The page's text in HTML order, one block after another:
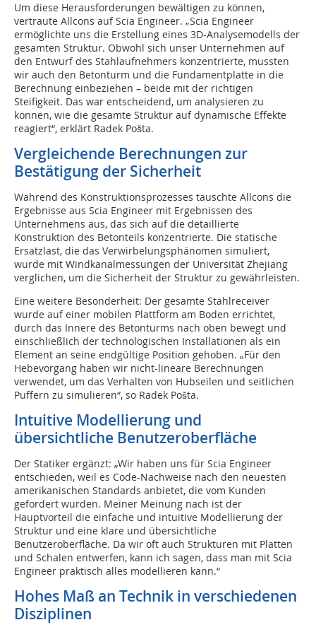
Um diese Herausforderungen bewältigen zu können,
vertraute Allcons auf Scia Engineer. „Scia Engineer
ermöglichte uns die Erstellung eines 3D-Analysemodells der
gesamten Struktur. Obwohl sich unser Unternehmen auf
den Entwurf des Stahlaufnehmers konzentrierte, mussten
wir auch den Betonturm und die Fundamentplatte in die
Berechnung einbeziehen – beide mit der richtigen
Steifigkeit. Das war entscheidend, um analysieren zu
können, wie die gesamte Struktur auf dynamische Effekte
reagiert“, erklärt Radek Pošta.
Vergleichende Berechnungen zur
Bestätigung der Sicherheit
Während des Konstruktionsprozesses tauschte Allcons die
Ergebnisse aus Scia Engineer mit Ergebnissen des
Unternehmens aus, das sich auf die detaillierte
Konstruktion des Betonteils konzentrierte. Die statische
Ersatzlast, die das Verwirbelungsphänomen simuliert,
wurde mit Windkanalmessungen der Universität Zhejiang
verglichen, um die Sicherheit der Struktur zu gewährleisten.
Eine weitere Besonderheit: Der gesamte Stahlreceiver
wurde auf einer mobilen Plattform am Boden errichtet,
durch das Innere des Betonturms nach oben bewegt und
einschließlich der technologischen Installationen als ein
Element an seine endgültige Position gehoben. „Für den
Hebevorgang haben wir nicht-lineare Berechnungen
verwendet, um das Verhalten von Hubseilen und seitlichen
Puffern zu simulieren“, so Radek Pošta.
Intuitive Modellierung und
übersichtliche Benutzeroberfläche
Der Statiker ergänzt: „Wir haben uns für Scia Engineer
entschieden, weil es Code-Nachweise nach den neuesten
amerikanischen Standards anbietet, die vom Kunden
gefordert wurden. Meiner Meinung nach ist der
Hauptvorteil die einfache und intuitive Modellierung der
Struktur und eine klare und übersichtliche
Benutzeroberfläche. Da wir oft auch Strukturen mit Platten
und Schalen entwerfen, kann ich sagen, dass man mit Scia
Engineer praktisch alles modellieren kann.“
Hohes Maß an Technik in verschiedenen
Disziplinen